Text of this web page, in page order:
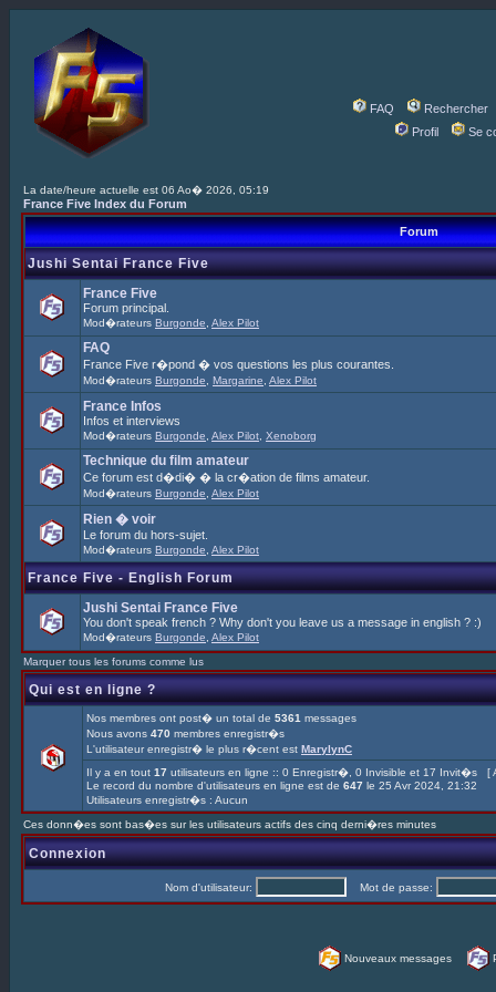
FAQ
Rechercher
Profil
Se
La date/heure actuelle est 06 Ao� 2026, 05:19
France Five Index du Forum
Forum
Jushi Sentai France Five
France Five
Forum principal.
Mod�rateurs Burgonde Alex Pilot
FAQ
France Five r�pond � vos questions les plus courantes.
Mod�rateurs Burgonde Margarine Alex Pilot
France Infos
Infos et interviews
Mod�rateurs Burgonde Alex Pilot Xenoborg
Technique du film amateur
Ce forum est d�di� � la cr�ation de films amateur.
Mod�rateurs Burgonde Alex Pilot
Rien � voir
Le forum du hors-sujet.
Mod�rateurs Burgonde Alex Pilot
France Five - English Forum
Jushi Sentai France Five
You don't speak french ? Why don't you leave us a message in english ? :)
Mod�rateurs Burgonde Alex Pilot
Marquer tous les forums comme lus
Qui est en ligne ?
Nos membres ont post� un total de 5361 messages
Nous avons 470 membres enregistr�s
L'utilisateur enregistr� le plus r�cent est MarylynC
Il y a en tout 17 utilisateurs en ligne :: 0 Enregistr�, 0 Invisible et 17 Invit�s [
Le record du nombre d'utilisateurs en ligne est de 647 le 25 Avr 2024, 21:32
Utilisateurs enregistr�s : Aucun
Ces donn�es sont bas�es sur les utilisateurs actifs des cinq derni�res minutes
Connexion
Nom d'utilisateur: Mot de passe:
Nouveaux messages